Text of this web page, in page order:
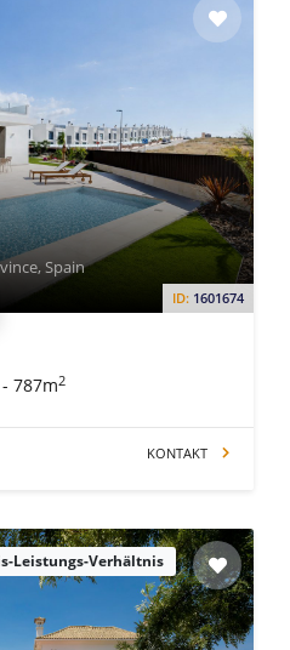
ID: 1601674
Spain
787m2
KONTAKT
Leistungs-Verhältnis